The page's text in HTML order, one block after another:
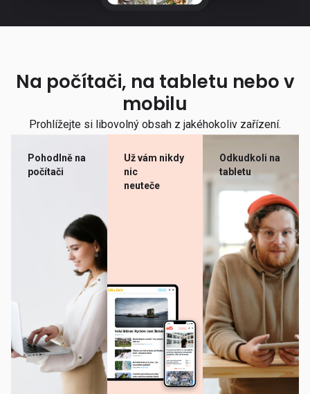
Na počítači, na tabletu nebo v
mobilu
Prohlížejte si libovolný obsah z jakéhokoliv zařízení.
Pohodlně na
počítači
Už vám nikdy
nic
neuteče
Odkudkoli na
tabletu